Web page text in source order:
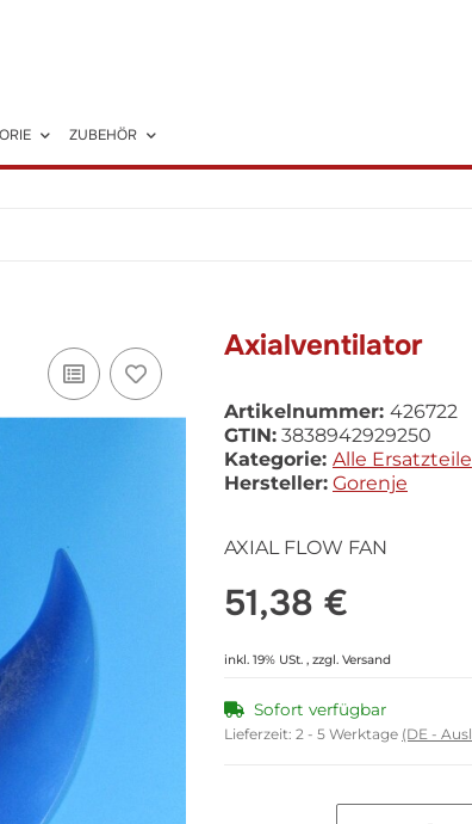
ZUBEHÖR
Axialventilator
Artikelnummer: 426722
GTIN: 3838942929250
Kategorie: Alle Ersatzteile
Hersteller: Gorenje
AXIAL FLOW FAN
51,38 €
inkl. 19% USt. , zzgl. Versand
Sofort verfügbar
Lieferzeit: 2 - 5 Werktage (DE -